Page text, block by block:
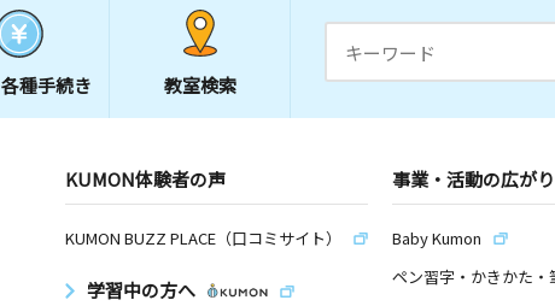
各種手続き 教室検索
KUMON体験者の声
KUMON BUZZ PLACE（口コミサイト）
学習中の方へ
事業・活動の広がり
Baby Kumon
ペン習字・かきかた・